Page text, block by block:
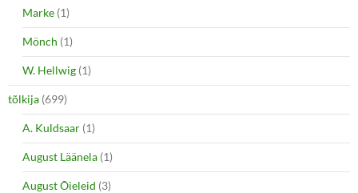
Marke (1)
Mönch (1)
W. Hellwig (1)
tõlkija (699)
A. Kuldsaar (1)
August Läänela (1)
August Õieleid (3)